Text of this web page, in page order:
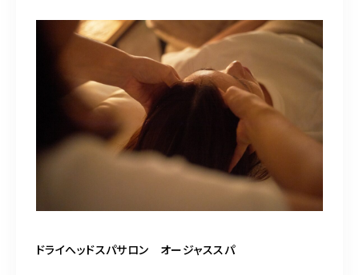
ドライへッドスパサロン オージャススパ